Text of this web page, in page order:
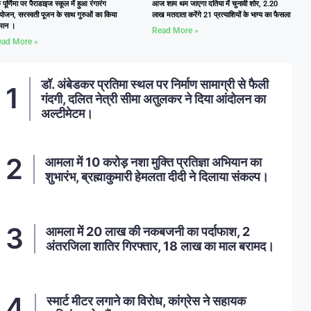
पर पैराडाइज स्कूल में हुआ रंगारंग
सरस्वती पूजन के साथ गुरुओं का किया
।
More »
आज शाम थम जाएगा दतिया में चुनावी शोर, 2.20
लाख मतदाता करेंगे 21 प्रत्याशियों के भाग्य का फैसला
Read More »
डॉ. अंबेडकर प्रतिमा स्थल पर निर्माण सामाग्री से फैली
गंदगी, दलित नेत्री सीमा अतुलकर ने दिया आंदोलन का
अल्टीमेटम।
आमला में 10 करोड़ नशा मुक्ति प्रतिज्ञा अभियान का
शुभारंभ, ब्रह्माकुमारी हेमलता दीदी ने दिलाया संकल्प।
आमला में 20 लाख की नकबजनी का पर्दाफाश, 2
अंतरजिला शातिर गिरफ्तार, 18 लाख का माल बरामद।
स्मार्ट मीटर लगाने का विरोध, कांग्रेस ने सहायक